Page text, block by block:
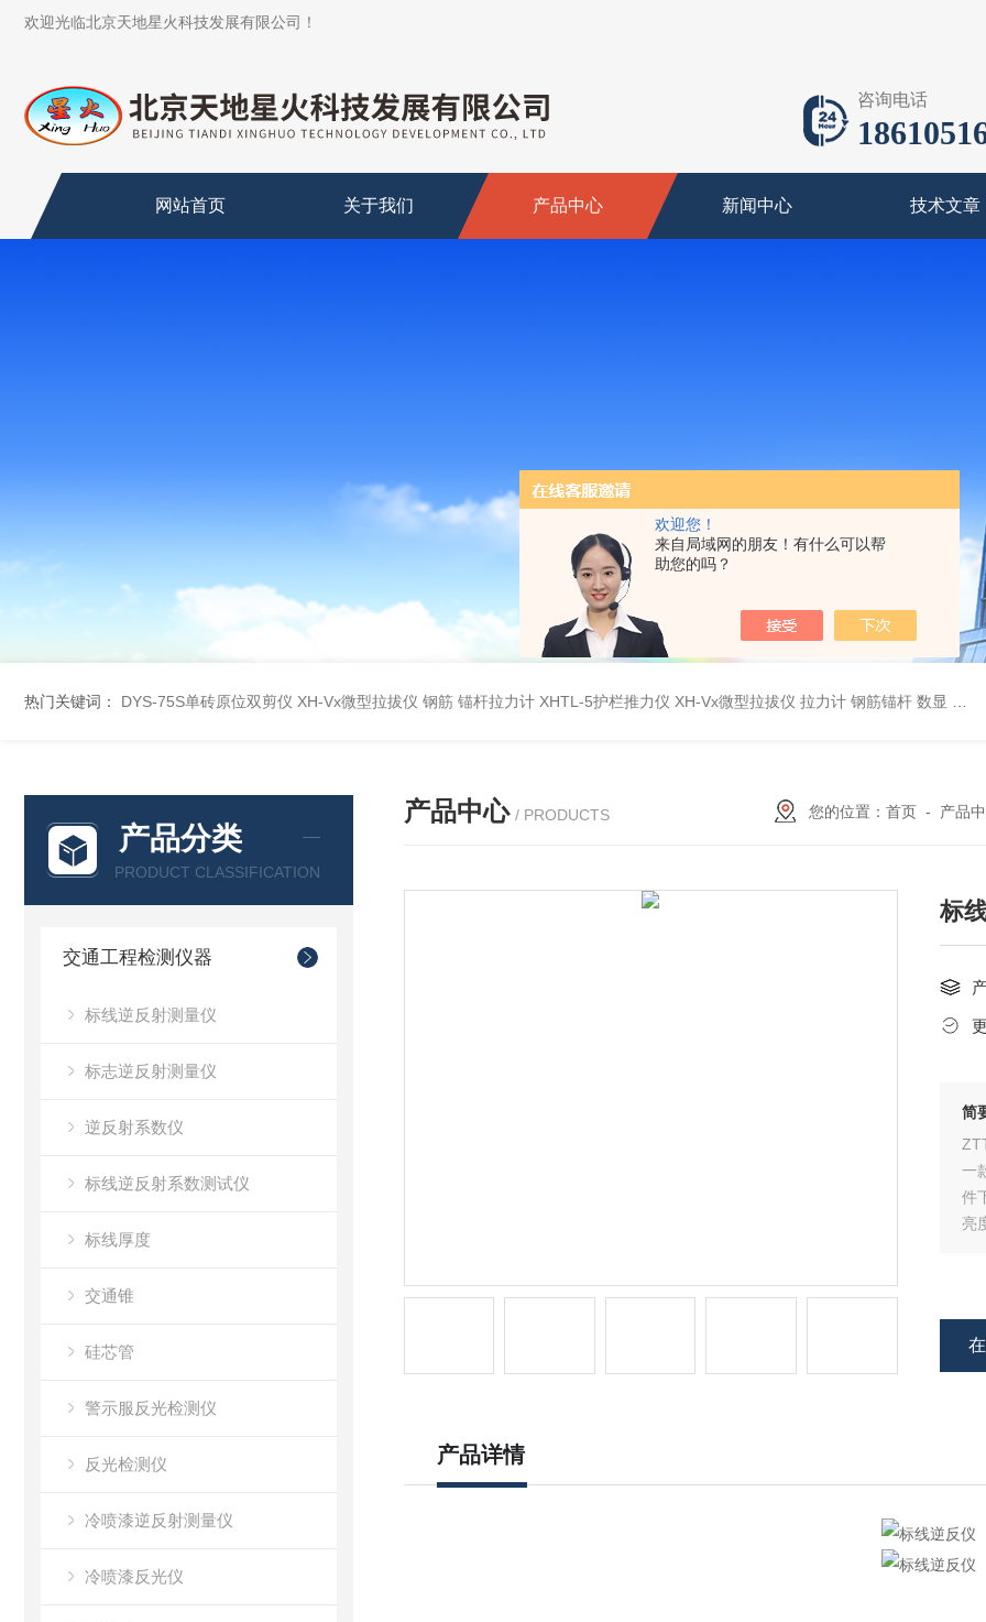
欢迎您！
来自局域网的朋友！有什么可以帮
助您的吗？
欢迎光临北京天地星火科技发展有限公司！
咨询电话
网站首页 关于我们 产品中心 新闻中心 技术文章
热门关键词： DYS-75S单砖原位双剪仪 XH-Vx微型拉拔仪 钢筋 锚杆拉力计 XHTL-5护栏推力仪 XH-Vx微型拉拔仪 拉力计 钢筋锚杆 数显
产品分类
PRODUCT CLASSIFICATION
交通工程检测仪器
标线逆反射测量仪
标志逆反射测量仪
逆反射系数仪
标线逆反射系数测试仪
标线厚度
交通锥
硅芯管
警示服反光检测仪
反光检测仪
冷喷漆逆反射测量仪
冷喷漆反光仪
产品中心 / PRODUCTS 您的位置： 首页 - 产品
标
简
一
件
亮
产品详情